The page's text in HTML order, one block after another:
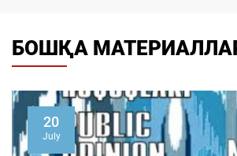
БОШҚА